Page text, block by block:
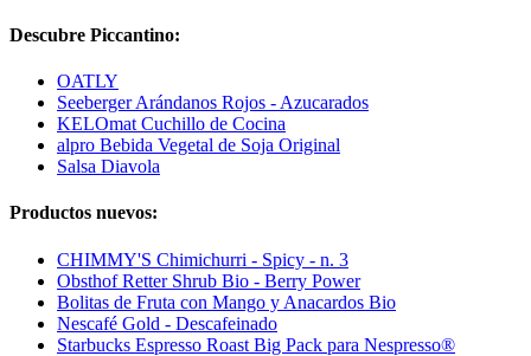
Descubre Piccantino:
OATLY
Seeberger Arándanos Rojos - Azucarados
KELOmat Cuchillo de Cocina
alpro Bebida Vegetal de Soja Original
Salsa Diavola
Productos nuevos:
CHIMMY'S Chimichurri - Spicy - n. 3
Obsthof Retter Shrub Bio - Berry Power
Bolitas de Fruta con Mango y Anacardos Bio
Nescafé Gold - Descafeinado
Starbucks Espresso Roast Big Pack para Nespresso®